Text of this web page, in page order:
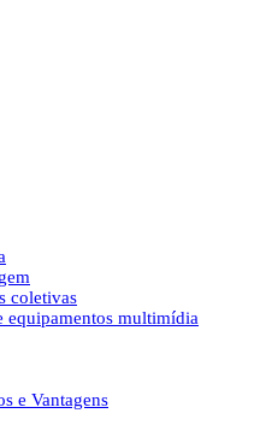
coletivas
equipamentos multimídia
e Vantagens